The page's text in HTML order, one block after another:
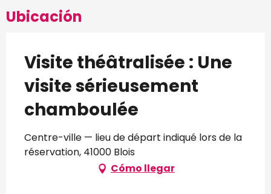
Ubicación
Visite théâtralisée : Une
visite sérieusement
chamboulée
Centre-ville — lieu de départ indiqué lors de la
réservation, 41000 Blois
Cómo llegar